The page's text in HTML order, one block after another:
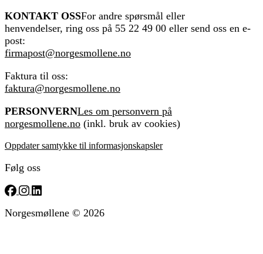
KONTAKT OSSFor andre spørsmål eller
henvendelser, ring oss på 55 22 49 00 eller send oss en e-
post:
firmapost@norgesmollene.no
Faktura til oss:
faktura@norgesmollene.no
PERSONVERNLes om personvern på
norgesmollene.no (inkl. bruk av cookies)
Oppdater samtykke til informasjonskapsler
Følg oss
Norgesmøllene © 2026